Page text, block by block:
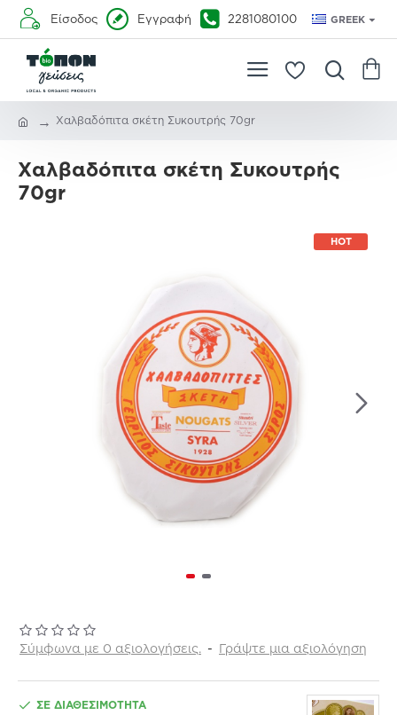
Είσοδος Εγγραφή 2281080100 GREEK
Xαλβαδόπιτα σκέτη Συκουτρής 70gr
Xαλβαδόπιτα σκέτη Συκουτρής
70gr
HOT
Σύμφωνα με 0 αξιολογήσεις. - Γράψτε μια αξιολόγηση
ΣΕ ΔΙΑΘΕΣΙΜΌΤΗΤΑ